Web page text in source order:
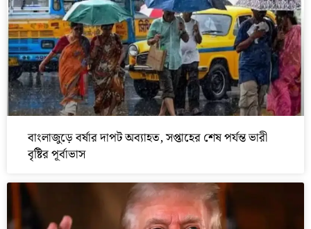
বাংলাজুড়ে বর্ষার দাপট অব্যাহত, সপ্তাহের শেষ পর্যন্ত ভারী
বৃষ্টির পূর্বাভাস